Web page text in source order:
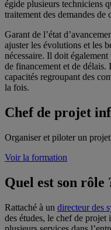
égide plusieurs techniciens
traitement des demandes de
Garant de l’état
ajuster les évolutions et les
nécessaire. Il doit
de financement et de délais.
capacités regroupant des
la fois.
Chef de projet
Organiser et piloter un
Voir la formation
Quel est son rôle
Rattaché à un directeur des
des études, le chef de projet